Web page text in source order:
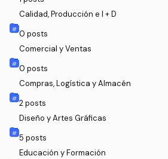
Calidad, Producción e I + D
0 posts
Comercial y Ventas
0 posts
Compras, Logística y Almacén
2posts
Diseño y Artes Gráficas
5 posts
Educación y Formación